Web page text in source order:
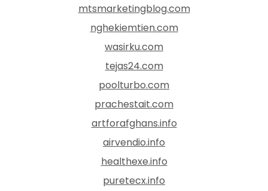
mtsmarketingblog.com
nghekiemtien.com
wasirku.com
tejas24.com
poolturbo.com
prachestait.com
artforafghans.info
airvendio.info
healthexe.info
puretecx.info